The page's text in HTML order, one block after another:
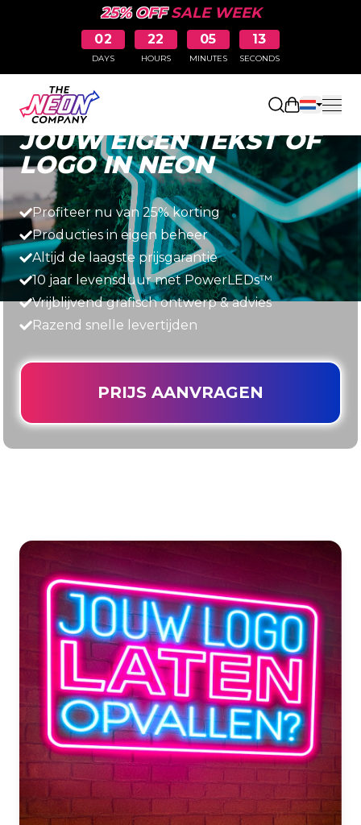
25% OFFSALE WEEK
02
DAYS
22
HOURS
05
MINUTES
12
SECONDS
Snel, eenvoudig en betaalbaar
JOUW EIGEN TEKST OF
LOGO IN NEON
Profiteer nu van 25% korting
Producties in eigen beheer
Altijd de laagste prijsgarantie
10 jaar levensduur met PowerLEDs™
Vrijblijvend grafisch ontwerp & advies
Razend snelle levertijden
PRIJS AANVRAGEN